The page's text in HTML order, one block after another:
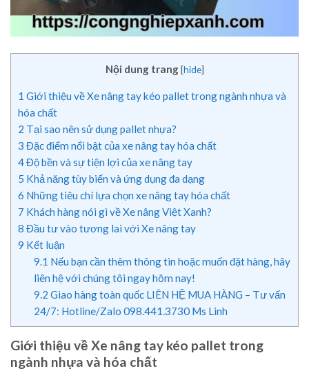
Nội dung trang [hide]
1 Giới thiệu về Xe nâng tay kéo pallet trong ngành nhựa và
hóa chất
2 Tại sao nên sử dụng pallet nhựa?
3 Đặc điểm nổi bật của xe nâng tay hóa chất
4Độ bền và sự tiện lợi của xe nâng tay
5 Khả năng tùy biến và ứng dụng đa dạng
6 Những tiêu chí lựa chọn xe nâng tay hóa chất
7 Khách hàng nói gì về Xe nâng Việt Xanh?
8 Đầu tư vào tương lai với Xe nâng tay
9 Kết luận
9.1 Nếu bạn cần thêm thông tin hoặc muốn đặt hàng, hãy
liên hệ với chúng tôi ngay hôm nay!
9.2 Giao hàng toàn quốc LIÊN HỆ MUA HÀNG – Tư vấn
24/7: Hotline/Zalo 098.441.3730 Ms Linh
Giới thiệu về Xe nâng tay kéo pallet trong
ngành nhựa và hóa chất